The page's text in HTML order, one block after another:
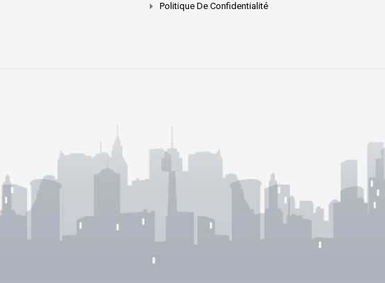
Politique De Confidentialité